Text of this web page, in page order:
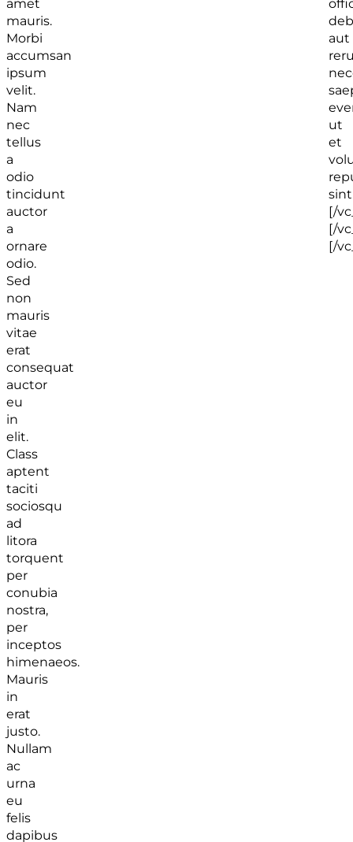
amet
mauris.
Morbi
accumsan
ipsum
velit.
Nam
nec
tellus
a
odio
tincidunt
auctor
a
ornare
odio.
Sed
non
mauris
vitae
erat
consequat
auctor
eu
in
elit.
Class
aptent
taciti
sociosqu
ad
litora
torquent
per
conubia
nostra,
per
inceptos
himenaeos.
Mauris
in
erat
justo.
Nullam
ac
urna
eu
felis
dapibus
aut
ut
et
[/
[/
[/